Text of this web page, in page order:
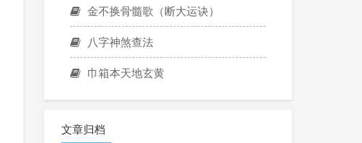
金不换骨髓歌（断大运诀）
八字神煞查法
巾箱本天地玄黄
文章归档